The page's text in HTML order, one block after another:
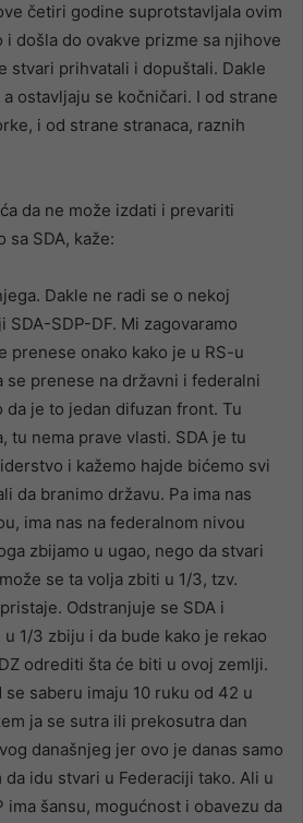
četiri godine suprotstavljala ovim
i došla do ovakve prizme sa njihove
stvari prihvatali i dopuštali. Dakle
ostavljaju se kočničari. I od strane
i od strane stranaca, raznih
da ne može izdati i prevariti
sa SDA, kaže:
Dakle ne radi se o nekoj
SDA-SDP-DF. Mi zagovaramo
prenese onako kako je u RS-u
se prenese na državni i federalni
da je to jedan difuzan front. Tu
tu nema prave vlasti. SDA je tu
i kažemo hajde bićemo svi
da branimo državu. Pa ima nas
ima nas na federalnom nivou
zbijamo u ugao, nego da stvari
se ta volja zbiti u 1/3, tzv.
Odstranjuje se SDA i
1/3 zbiju i da bude kako je rekao
odrediti šta će biti u ovoj zemlji.
saberu imaju 10 ruku od 42 u
ja se sutra ili prekosutra dan
današnjeg jer ovo je danas samo
idu stvari u Federaciji tako. Ali u
ima šansu, mogućnost i obavezu da